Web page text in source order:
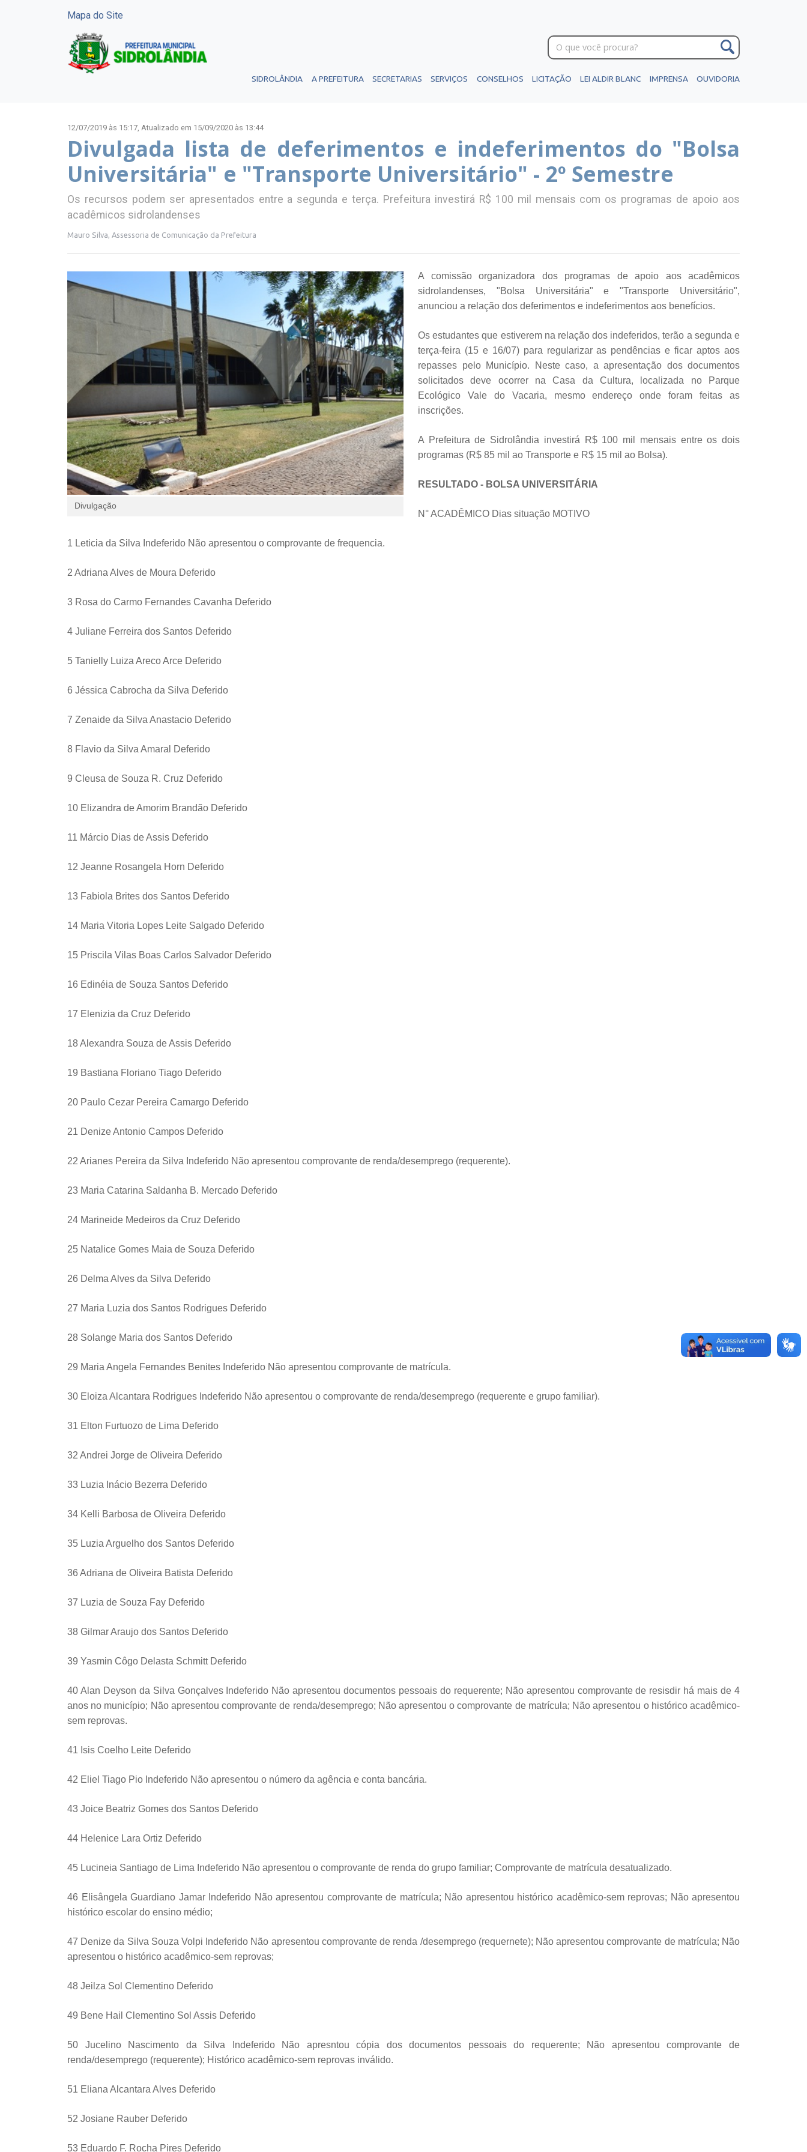
Mapa do Site
SIDROLÂNDIA A PREFEITURA SECRETARIAS SERVIÇOS CONSELHOS LICITAÇÃO LEI ALDIR BLANC IMPRENSA OUVIDORIA
12/07/2019 às 15:17, Atualizado em 15/09/2020 às 13:44
Divulgada lista de deferimentos e indeferimentos do "Bolsa
Universitária" e "Transporte Universitário" - 2º Semestre
Os recursos podem ser apresentados entre a segunda e terça. Prefeitura investirá R$ 100 mil mensais com os programas de apoio aos
acadêmicos sidrolandenses
Mauro Silva, Assessoria de Comunicação da Prefeitura
Divulgação
A comissão organizadora dos programas de apoio aos acadêmicos
sidrolandenses, "Bolsa Universitária" e "Transporte Universitário",
anunciou a relação dos deferimentos e indeferimentos aos benefícios.
Os estudantes que estiverem na relação dos indeferidos, terão a segunda e
terça-feira (15 e 16/07) para regularizar as pendências e ficar aptos aos
repasses pelo Município. Neste caso, a apresentação dos documentos
solicitados deve ocorrer na Casa da Cultura, localizada no Parque
Ecológico Vale do Vacaria, mesmo endereço onde foram feitas as
inscrições.
A Prefeitura de Sidrolândia investirá R$ 100 mil mensais entre os dois
programas (R$ 85 mil ao Transporte e R$ 15 mil ao Bolsa).
RESULTADO - BOLSA UNIVERSITÁRIA
N° ACADÊMICO Dias situação MOTIVO
1 Leticia da Silva Indeferido Não apresentou o comprovante de frequencia.
2 Adriana Alves de Moura Deferido
3 Rosa do Carmo Fernandes Cavanha Deferido
4 Juliane Ferreira dos Santos Deferido
5 Tanielly Luiza Areco Arce Deferido
6 Jéssica Cabrocha da Silva Deferido
7 Zenaide da Silva Anastacio Deferido
8 Flavio da Silva Amaral Deferido
9 Cleusa de Souza R. Cruz Deferido
10 Elizandra de Amorim Brandão Deferido
11 Márcio Dias de Assis Deferido
12 Jeanne Rosangela Horn Deferido
13 Fabiola Brites dos Santos Deferido
14 Maria Vitoria Lopes Leite Salgado Deferido
15 Priscila Vilas Boas Carlos Salvador Deferido
16 Edinéia de Souza Santos Deferido
17 Elenizia da Cruz Deferido
18 Alexandra Souza de Assis Deferido
19 Bastiana Floriano Tiago Deferido
20 Paulo Cezar Pereira Camargo Deferido
21 Denize Antonio Campos Deferido
22 Arianes Pereira da Silva Indeferido Não apresentou comprovante de renda/desemprego (requerente).
23 Maria Catarina Saldanha B. Mercado Deferido
24 Marineide Medeiros da Cruz Deferido
25 Natalice Gomes Maia de Souza Deferido
26 Delma Alves da Silva Deferido
27 Maria Luzia dos Santos Rodrigues Deferido
28 Solange Maria dos Santos Deferido
29 Maria Angela Fernandes Benites Indeferido Não apresentou comprovante de matrícula.
30 Eloiza Alcantara Rodrigues Indeferido Não apresentou o comprovante de renda/desemprego (requerente e grupo familiar).
31 Elton Furtuozo de Lima Deferido
32 Andrei Jorge de Oliveira Deferido
33 Luzia Inácio Bezerra Deferido
34 Kelli Barbosa de Oliveira Deferido
35 Luzia Arguelho dos Santos Deferido
36 Adriana de Oliveira Batista Deferido
37 Luzia de Souza Fay Deferido
38 Gilmar Araujo dos Santos Deferido
39 Yasmin Côgo Delasta Schmitt Deferido
40 Alan Deyson da Silva Gonçalves Indeferido Não apresentou documentos pessoais do requerente; Não apresentou comprovante de resisdir há mais de 4
anos no município; Não apresentou comprovante de renda/desemprego; Não apresentou o comprovante de matrícula; Não apresentou o histórico acadêmico-
sem reprovas.
41 Isis Coelho Leite Deferido
42 Eliel Tiago Pio Indeferido Não apresentou o número da agência e conta bancária.
43 Joice Beatriz Gomes dos Santos Deferido
44 Helenice Lara Ortiz Deferido
45 Lucineia Santiago de Lima Indeferido Não apresentou o comprovante de renda do grupo familiar; Comprovante de matrícula desatualizado.
46 Elisângela Guardiano Jamar Indeferido Não apresentou comprovante de matrícula; Não apresentou histórico acadêmico-sem reprovas; Não apresentou
histórico escolar do ensino médio;
47 Denize da Silva Souza Volpi Indeferido Não apresentou comprovante de renda /desemprego (requernete); Não apresentou comprovante de matrícula; Não
apresentou o histórico acadêmico-sem reprovas;
48 Jeilza Sol Clementino Deferido
49 Bene Hail Clementino Sol Assis Deferido
50 Jucelino Nascimento da Silva Indeferido Não apresntou cópia dos documentos pessoais do requerente; Não apresentou comprovante de
renda/desemprego (requerente); Histórico acadêmico-sem reprovas inválido.
51 Eliana Alcantara Alves Deferido
52 Josiane Rauber Deferido
53 Eduardo F. Rocha Pires Deferido